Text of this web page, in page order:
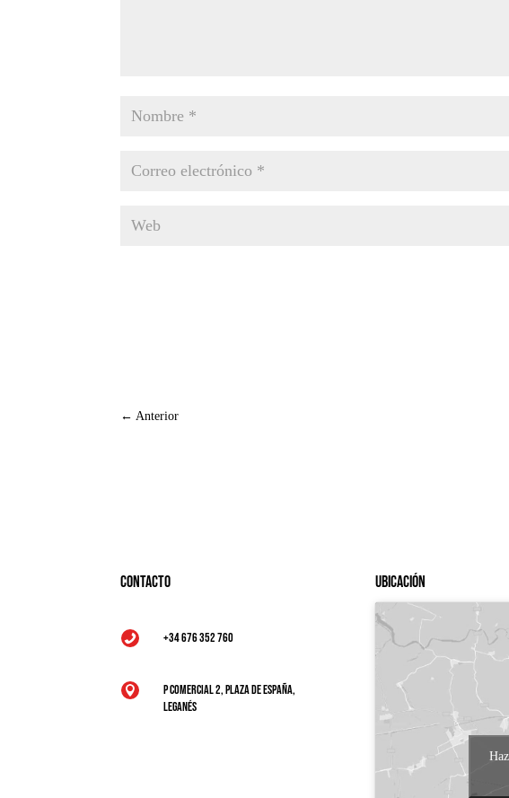
← Anterior
Contacto
 +34 676 352 760

P Comercial 2, Plaza de España,
Leganés
Ubicación